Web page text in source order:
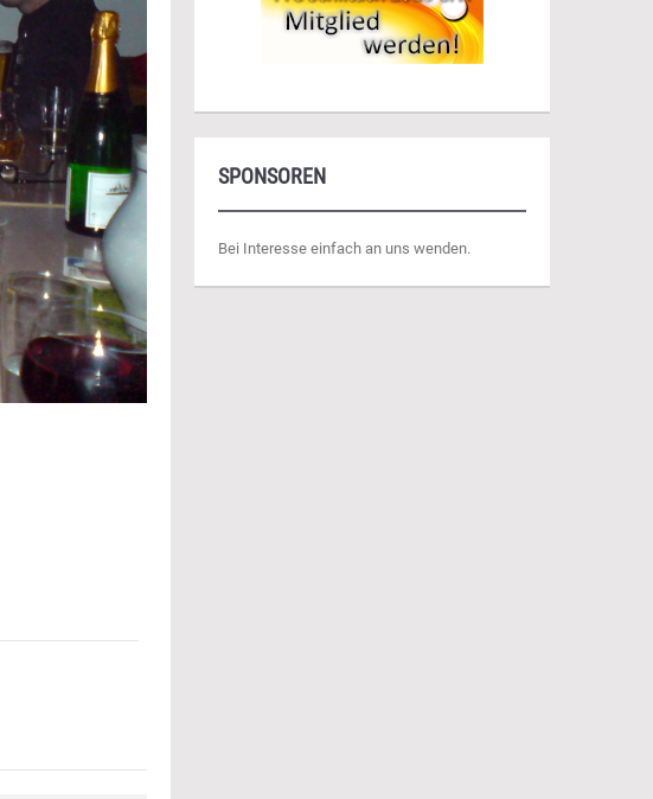
SPONSOREN
Bei Interesse einfach an uns wenden.